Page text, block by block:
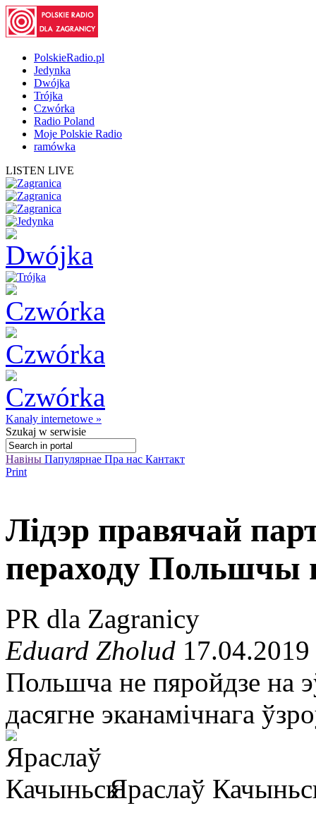
PolskieRadio.pl
Jedynka
Dwójka
Trójka
Czwórka
Radio Poland
Moje Polskie Radio
ramówka
LISTEN LIVE
Kanały internetowe »
Szukaj w serwisie
Навіны Папулярнае Пра нас Кантакт
Print
Лідэр правячай
пераходу Польшчы
PR dla Zagranicy
Eduard Zholud
Польшча не пяройдзе на
дасягне эканамічнага
Яраслаў